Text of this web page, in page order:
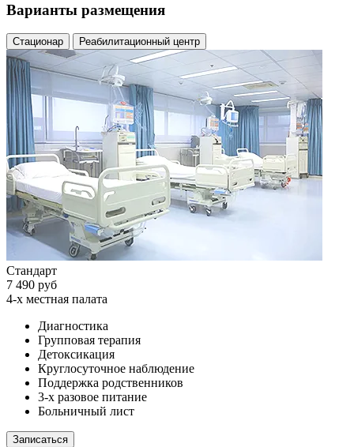
Варианты размещения
Стационар Реабилитационный центр
Стандарт
7 490 руб
4-х местная палата
Диагностика
Групповая терапия
Детоксикация
Круглосуточное наблюдение
Поддержка родственников
3-х разовое питание
Больничный лист
Записаться